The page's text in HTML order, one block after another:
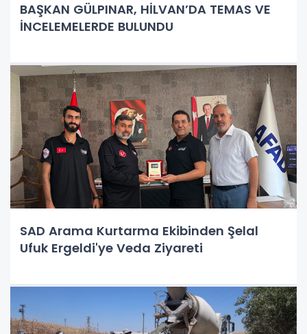
BAŞKAN GÜLPINAR, HİLVAN’DA TEMAS VE
İNCELEMELERDE BULUNDU
SAD Arama Kurtarma Ekibinden Şelal
Ufuk Ergeldi'ye Veda Ziyareti